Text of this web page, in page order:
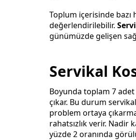
Toplum içerisinde
değerlendirilebilir.
günümüzde gelişen
Servikal
Boyunda toplam 7
çıkar. Bu durum
problem ortaya
rahatsızlık verir. Nadir
yüzde 2 oranında